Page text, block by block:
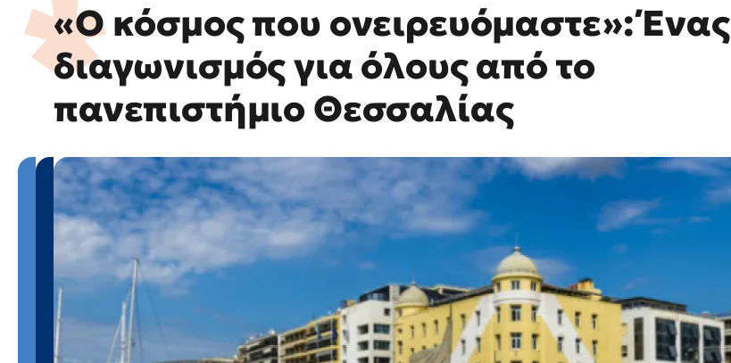
«Ο κόσμος που ονειρευόμαστε»: Ένας
διαγωνισμός για όλους από το
πανεπιστήμιο Θεσσαλίας